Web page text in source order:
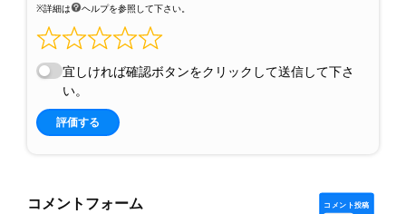
※詳細は ヘルプを参照して下さい。
宜しければ確認ボタンをクリックして送信して下さ
い。
評価する
コメントフォーム コメント投稿